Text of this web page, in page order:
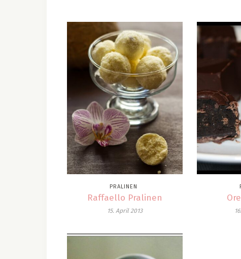
PRALINEN
Raffaello Pralinen
15. April 2013